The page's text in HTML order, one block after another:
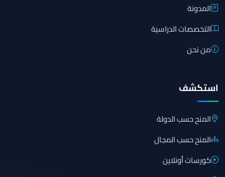
المدونة
التخصصات الدراسية
من نحن
استكشف
المنح حسب الدولة
المنح حسب المجال
كورسات أونلاين